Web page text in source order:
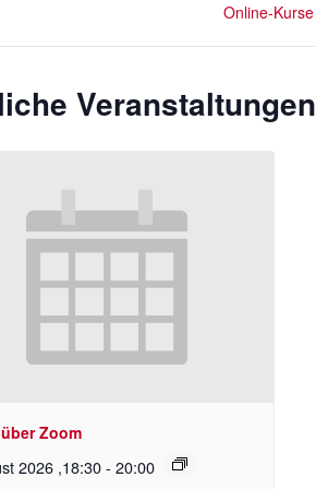
Online-Kurse
Veranstaltungen
Zoom
2026 ,18:30- 20:00